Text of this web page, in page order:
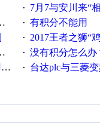
· 7月7与安川来“
· 有积分不能用
· 2017王者之狮“鸡”情签到
· 没有积分怎么办
· 台达plc与三菱